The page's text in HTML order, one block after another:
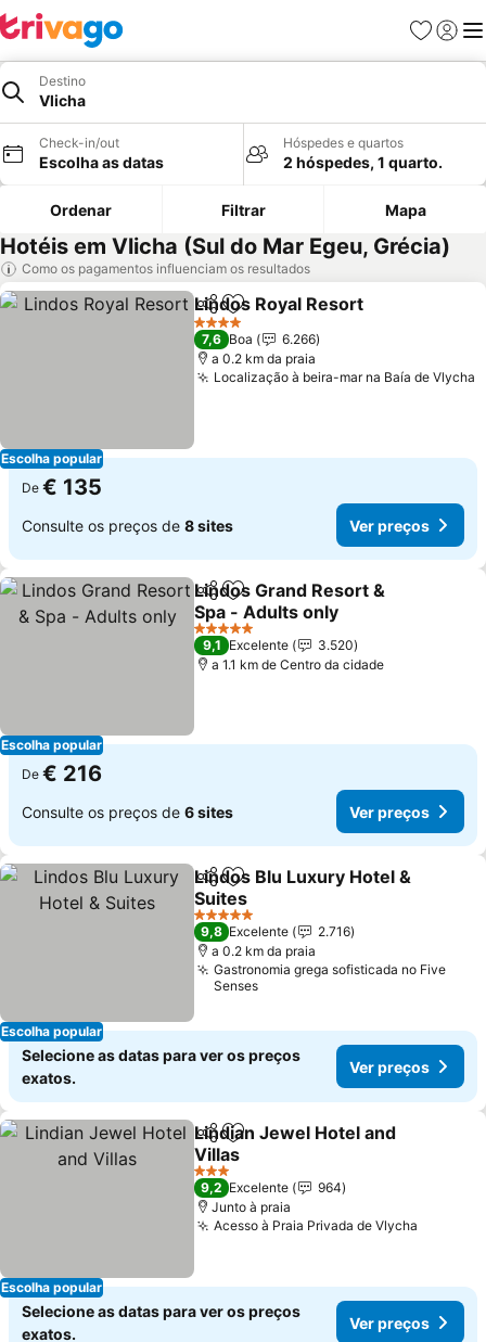
Favoritos
Iniciar
Destino
Vlicha
Check-in/out
Escolha as datas
Hóspedes e quartos
2 hóspedes, 1 quarto.
Ordenar Filtrar Mapa
Hotéis em Vlicha (Sul do Mar Egeu, Grécia)
Como os pagamentos influenciam os resultados
Escolha popular
PartilharAdicionar aos favoritos
Lindos Royal Resort
4 Estrelas
7,6 Boa
6.266
a 0.2 km da praia
Localização à beira-mar na Baía de Vlycha
De € 135
Consulte os preços de 8 sites Ver preços
Escolha popular
PartilharAdicionar aos favoritos
Lindos Grand Resort &
Spa - Adults only
Ver preços
5 Estrelas
9,1 Excelente
3.520
a 1.1 km de Centro da cidade
De € 216
Consulte os preços de 6 sites Ver preços
Escolha popular
PartilharAdicionar aos favoritos
Lindos Blu Luxury Hotel &
Suites
Ver preços
5 Estrelas
9,8 Excelente
2.716
a 0.2 km da praia
Gastronomia grega sofisticada no Five
Senses
Selecione as datas para ver os preços
exatos.
Ver preços
Escolha popular
PartilharAdicionar aos favoritos
Lindian Jewel Hotel and
Villas
Ver preços
3 Estrelas
9,2 Excelente
964
Junto à praia
Acesso à Praia Privada de Vlycha
Selecione as datas para ver os preços
exatos.
Ver preços